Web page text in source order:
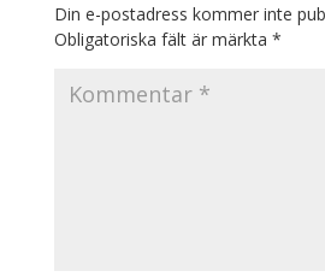
Din e-postadress kommer inte
Obligatoriska fält är märkta *